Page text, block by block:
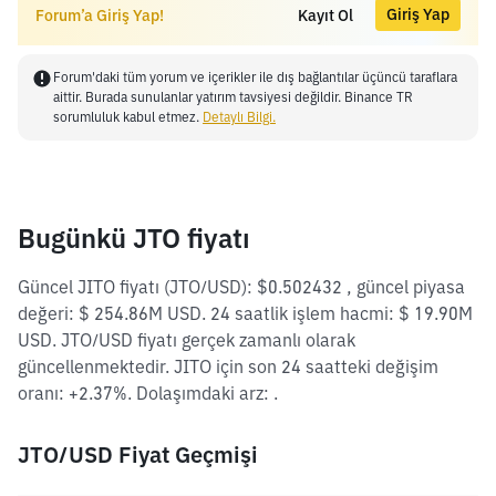
Forum’a Giriş Yap! Kayıt Ol Giriş Yap
Forum'daki tüm yorum ve içerikler ile dış bağlantılar üçüncü taraflara
aittir. Burada sunulanlar yatırım tavsiyesi değildir. Binance TR
sorumluluk kabul etmez. Detaylı Bilgi.
Bugünkü JTO fiyatı
Güncel JITO fiyatı (JTO/USD): $0.502432 , güncel piyasa
değeri: $ 254.86M USD. 24 saatlik işlem hacmi: $ 19.90M
USD. JTO/USD fiyatı gerçek zamanlı olarak
güncellenmektedir. JITO için son 24 saatteki değişim
oranı: +2.37%. Dolaşımdaki arz: .
JTO/USD Fiyat Geçmişi